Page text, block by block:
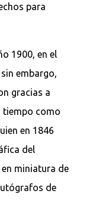
para
1900, en el
embargo,
gracias a
tiempo como
en 1846
del
miniatura de
de